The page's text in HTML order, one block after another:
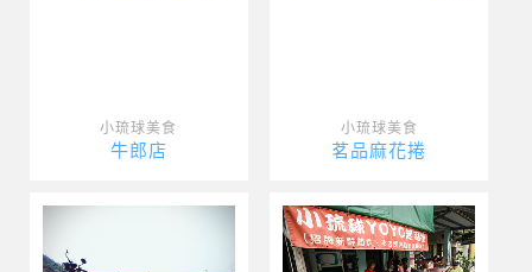
小琉球美食
牛郎店
小琉球美食
茗品麻花捲